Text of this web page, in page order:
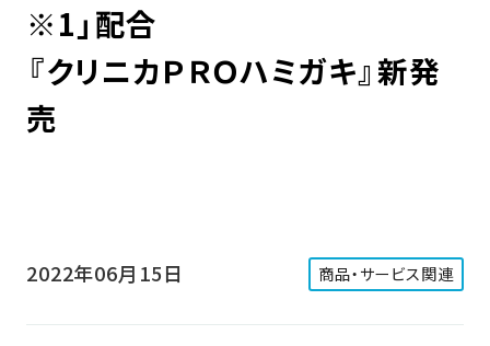
※1」配合
『クリニカＰＲＯハミガキ』新発
売
2022年06月15日 商品・サービス関連